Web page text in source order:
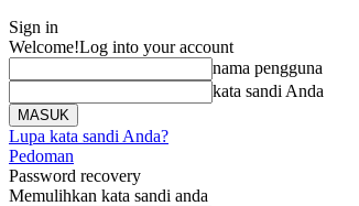
Sign in
Welcome!Log into your account
nama pengguna
kata sandi Anda
Lupa kata sandi Anda?
Pedoman
Password recovery
Memulihkan kata sandi anda